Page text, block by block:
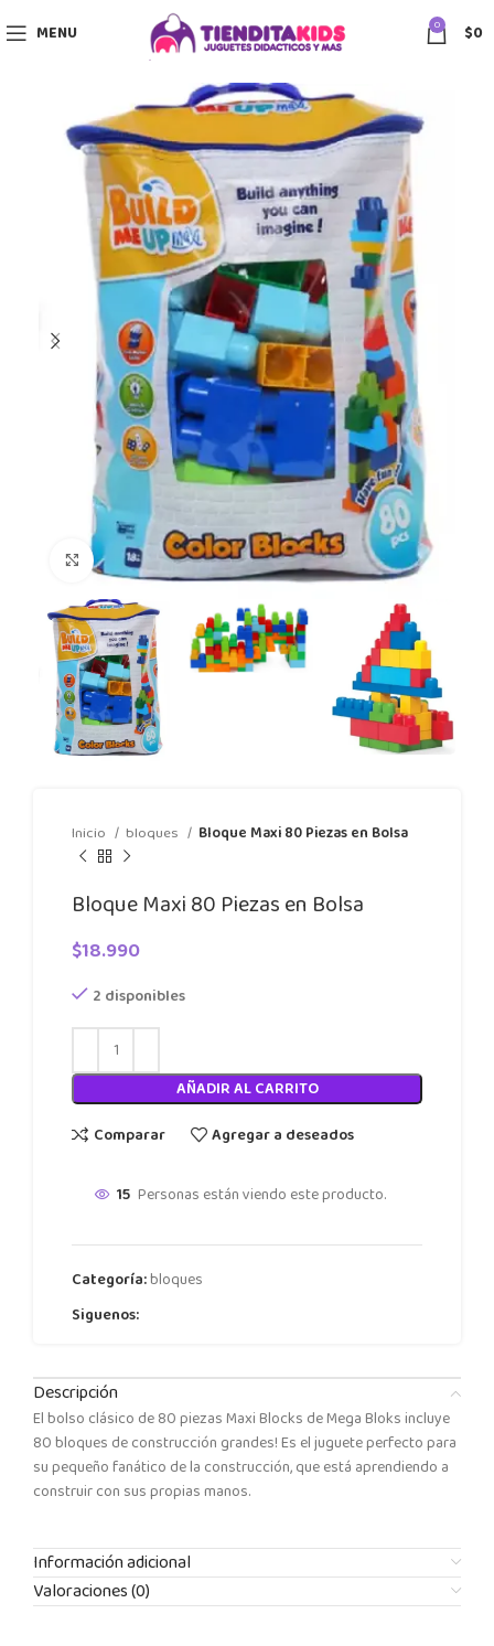
MENU 0 $0
Click to enlarge
Inicio bloques Bloque Maxi 80 Piezas en Bolsa
Bloque Maxi 80 Piezas en Bolsa
$18.990
2 disponibles
AÑADIR AL CARRITO
Comparar
Agregar a deseados
15 Personas están viendo este producto.
Categoría:bloques
Siguenos:
Descripción
El bolso clásico de 80 piezas Maxi Blocks de Mega Bloks incluye
80 bloques de construcción grandes! Es el juguete perfecto para
su pequeño fanático de la construcción, que está aprendiendo a
construir con sus propias manos.
Información adicional
Valoraciones (0)